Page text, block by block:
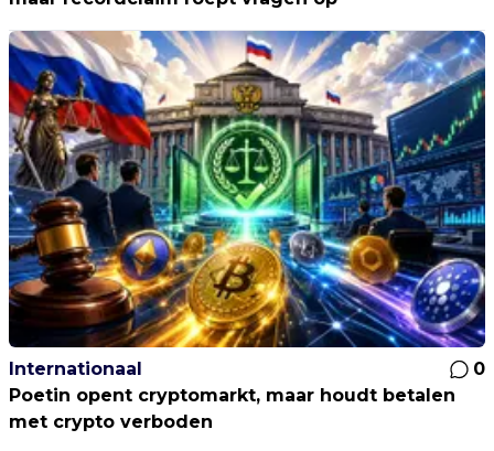
Internationaal
0
Poetin opent cryptomarkt, maar houdt betalen
met crypto verboden